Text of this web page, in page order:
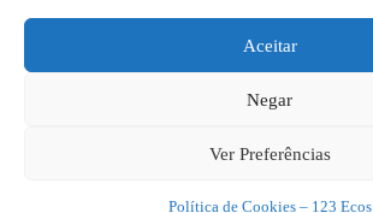
Aceitar
Negar
Ver Preferências
Política de Cookies – 123 Ecos
2025 - Todos os direitos reservados à
Layout da home e rodapé criado por